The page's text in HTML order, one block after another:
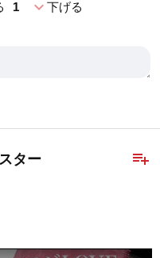
1 expand_more下げる
playlist_add
ター